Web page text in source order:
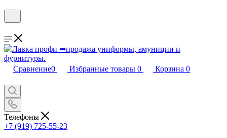
Сравнение0 Избранные товары 0 Корзина 0
Телефоны
+7 (919) 725-55-23